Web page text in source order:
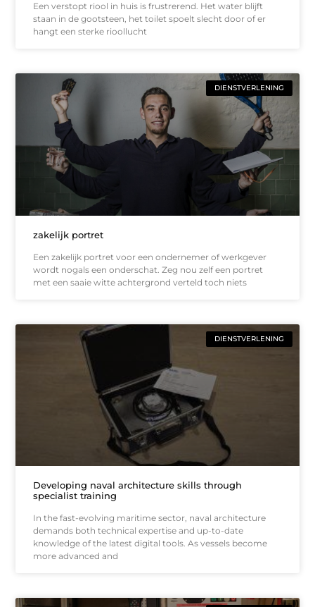
Een verstopt riool in huis is frustrerend. Het water blijft
staan in de gootsteen, het toilet spoelt slecht door of er
hangt een sterke rioollucht
DIENSTVERLENING
zakelijk portret
Een zakelijk portret voor een ondernemer of werkgever
wordt nogals een onderschat. Zeg nou zelf een portret
met een saaie witte achtergrond verteld toch niets
DIENSTVERLENING
Developing naval architecture skills through
specialist training
In the fast-evolving maritime sector, naval architecture
demands both technical expertise and up-to-date
knowledge of the latest digital tools. As vessels become
more advanced and